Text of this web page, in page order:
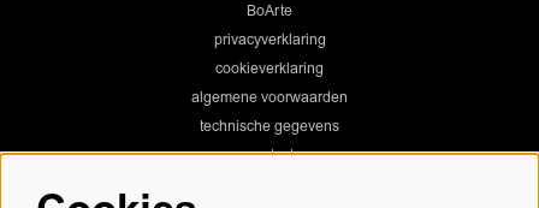
BoArte
privacyverklaring
cookieverklaring
algemene voorwaarden
technische gegevens
contact